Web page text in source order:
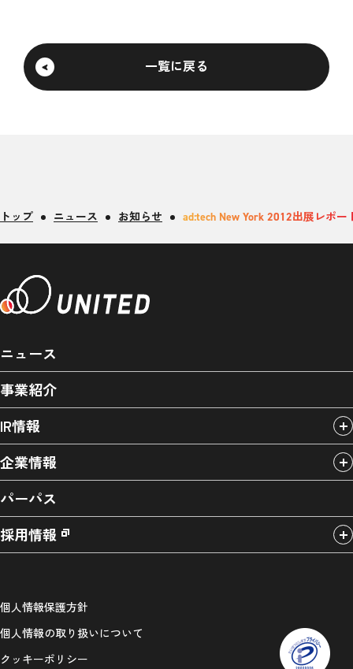
一覧に戻る
トップ ニュース お知らせ ad:tech New York 2012出展レポー
ニュース
事業紹介
IR情報
企業情報
パーパス
採用情報
個人情報保護方針
個人情報の取り扱いについて
クッキーポリシー